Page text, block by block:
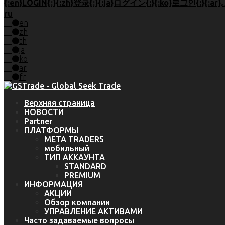
ru
en
zh
th
ja
ko
ar
fr
Верхняя страница
НОВОСТИ
Partner
ПЛАТФОРМЫ
META TRADER5
мобильный
ТИП АККАУНТА
STANDARD
PREMIUM
ИНФОРМАЦИЯ
АКЦИИ
Обзор компании
УПРАВЛЕНИЕ АКТИВАМИ
Часто задаваемые вопросы